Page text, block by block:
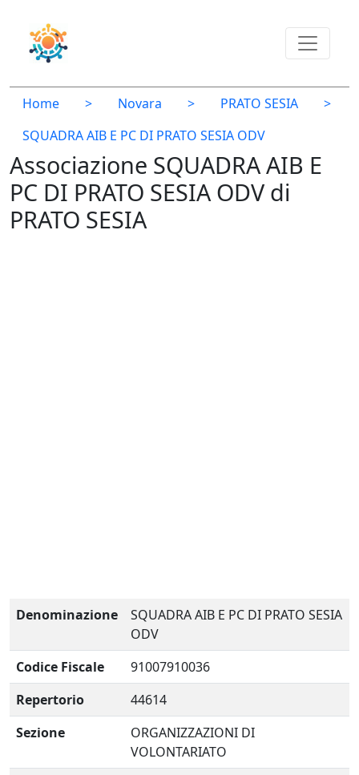
Home > Novara > PRATO SESIA
>
SQUADRA AIB E PC DI PRATO SESIA ODV
Associazione SQUADRA AIB E
PC DI PRATO SESIA ODV di
PRATO SESIA
Denominazione
SQUADRA AIB E PC DI PRATO SESIA
ODV
Codice Fiscale
91007910036
Repertorio
44614
Sezione
ORGANIZZAZIONI DI
VOLONTARIATO